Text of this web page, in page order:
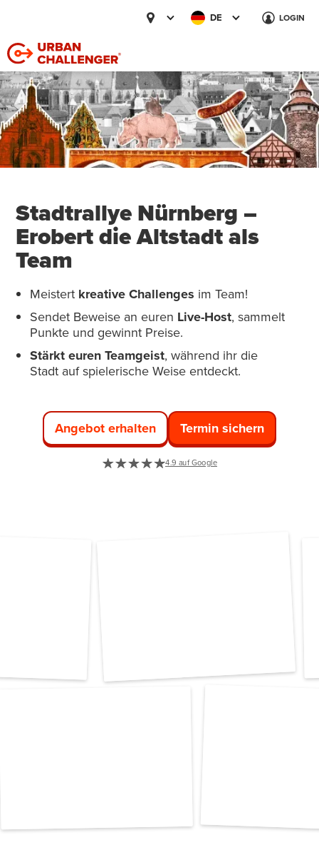
DE LOGIN
Stadtrallye Nürnberg –
Erobert die Altstadt als
Team
Meistert kreative Challenges im Team!
Sendet Beweise an euren Live-Host, sammelt
Punkte und gewinnt Preise.
Stärkt euren Teamgeist, während ihr die
Stadt auf spielerische Weise entdeckt.
Angebot erhalten Termin sichern
4.9 auf Google